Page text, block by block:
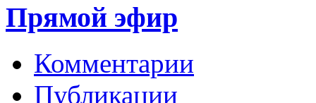
Прямой эфир
Комментарии
Публикации